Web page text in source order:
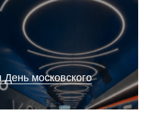
День московского